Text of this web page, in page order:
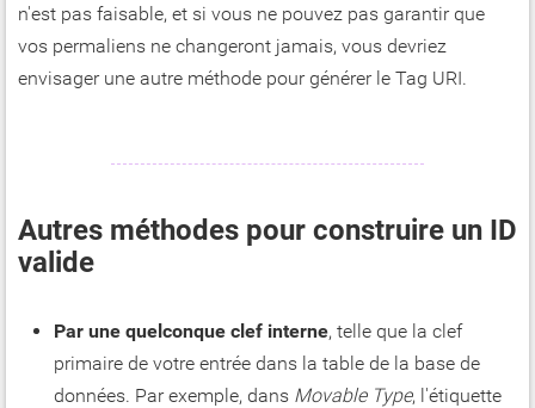
n'est pas faisable, et si vous ne pouvez pas garantir que
vos permaliens ne changeront jamais, vous devriez
envisager une autre méthode pour générer le Tag URI.
Autres méthodes pour construire un ID
valide
Par une quelconque clef interne, telle que la clef
primaire de votre entrée dans la table de la base de
données. Par exemple, dans Movable Type, l'étiquette